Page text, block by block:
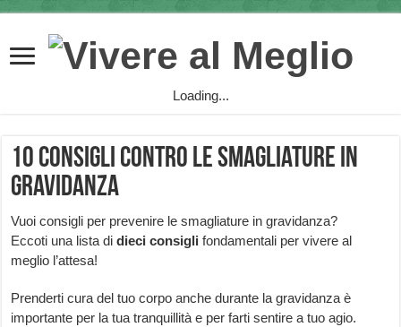
Loading...
10 consigli contro le smagliature in
gravidanza
Vuoi consigli per prevenire le smagliature in gravidanza?
Eccoti una lista didieci consigli fondamentali per vivere al
meglio l’attesa!
Prenderti cura del tuo corpo anche durante la gravidanza è
importante per la tua tranquillità e per farti sentire a tuo agio.